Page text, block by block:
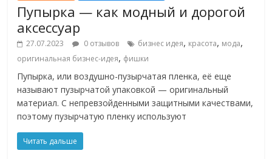
Пупырка — как модный и дорогой
аксессуар
27.07.2023 0 отзывов бизнес идея, красота, мода,
оригинальная бизнес-идея, фишки
Пупырка, или воздушно-пузырчатая пленка, её еще
называют пузырчатой упаковкой — оригинальный
материал. С непревзойденными защитными качествами,
поэтому пузырчатую пленку используют
Читать дальше